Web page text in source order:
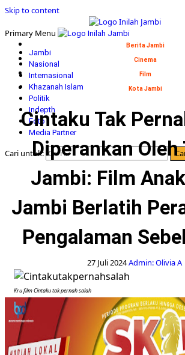
Skip to content
Primary Menu
Jambi
Nasional
Internasional
Khazanah Islam
Politik
Indepth
Foto
Media Partner
Cari untuk:
Berita Jambi
Cinema
Film
Kota Jambi
Cintaku Tak
Diperankan Oleh
Jambi: Film
Jambi Berlatih
Pengalaman
27 Juli 2024Admin: Olivia A
Kru film Cintaku tak pernah salah